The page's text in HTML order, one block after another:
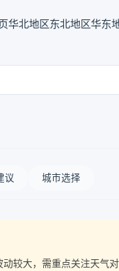
华北地区东北地区华东
议 城市选择
大，需重点关注天气